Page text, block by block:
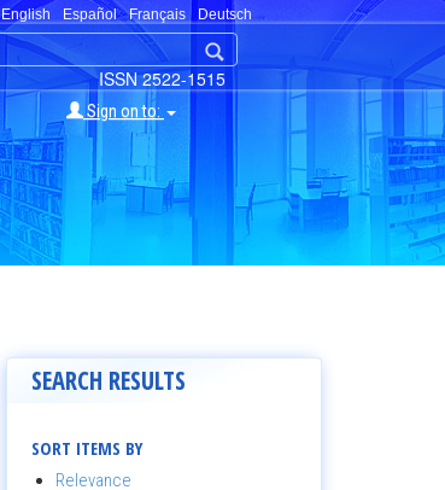
English Español Français Deutsch
ISSN 2522-1515
Sign on to:
SEARCH RESULTS
SORT ITEMS BY
Relevance